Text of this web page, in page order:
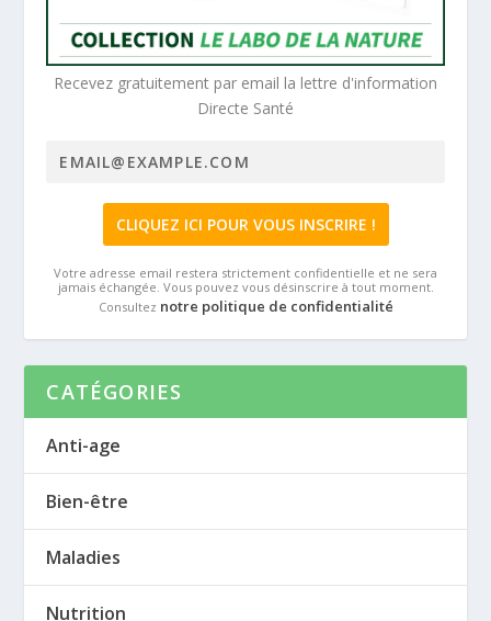
Recevez gratuitement par email la lettre d'information
Directe Santé
Votre adresse email restera strictement confidentielle et ne sera
jamais échangée. Vous pouvez vous désinscrire à tout moment.
Consultez notre politique de confidentialité
CATÉGORIES
Anti-age
Bien-être
Maladies
Nutrition